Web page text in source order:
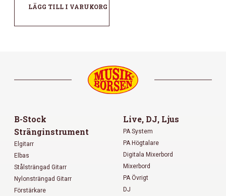
LÄGG TILL I VARUKORG
B-Stock
Stränginstrument
Elgitarr
Elbas
Stålsträngad Gitarr
Nylonsträngad Gitarr
Förstärkare
Live, DJ, Ljus
PA System
PA Högtalare
Digitala Mixerbord
Mixerbord
PA Övrigt
DJ